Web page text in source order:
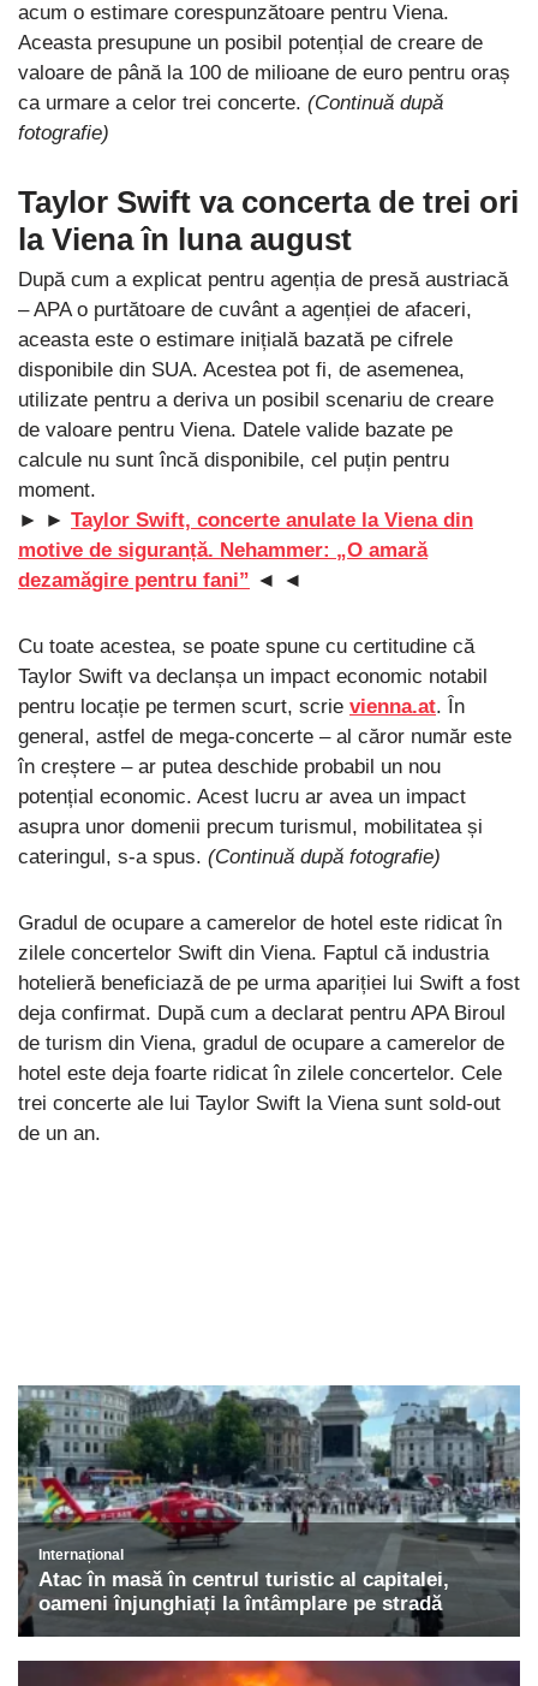
acum o estimare corespunzătoare pentru Viena.
Aceasta presupune un posibil potențial de creare de
valoare de până la 100 de milioane de euro pentru oraș
ca urmare a celor trei concerte. (Continuă după
fotografie)
Taylor Swift va concerta de trei ori
la Viena în luna august
După cum a explicat pentru agenția de presă austriacă
– APA o purtătoare de cuvânt a agenției de afaceri,
aceasta este o estimare inițială bazată pe cifrele
disponibile din SUA. Acestea pot fi, de asemenea,
utilizate pentru a deriva un posibil scenariu de creare
de valoare pentru Viena. Datele valide bazate pe
calcule nu sunt încă disponibile, cel puțin pentru
moment.
► ► Taylor Swift, concerte anulate la Viena din
motive de siguranță. Nehammer: „O amară
dezamăgire pentru fani” ◄ ◄
Cu toate acestea, se poate spune cu certitudine că
Taylor Swift va declanșa un impact economic notabil
pentru locație pe termen scurt, scrie vienna.at. În
general, astfel de mega-concerte – al căror număr este
în creștere – ar putea deschide probabil un nou
potențial economic. Acest lucru ar avea un impact
asupra unor domenii precum turismul, mobilitatea și
cateringul, s-a spus. (Continuă după fotografie)
Gradul de ocupare a camerelor de hotel este ridicat în
zilele concertelor Swift din Viena. Faptul că industria
hotelieră beneficiază de pe urma apariției lui Swift a fost
deja confirmat. După cum a declarat pentru APA Biroul
de turism din Viena, gradul de ocupare a camerelor de
hotel este deja foarte ridicat în zilele concertelor. Cele
trei concerte ale lui Taylor Swift la Viena sunt sold-out
de un an.